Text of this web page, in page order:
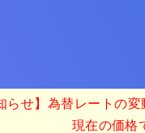
らせ】為替レートの
現在の価格